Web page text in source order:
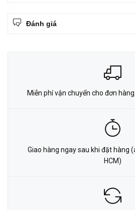
Đánh giá
Miễn phí vận chuyển cho đơn
Giao hàng ngay sau khi đặt hàng
HCM)